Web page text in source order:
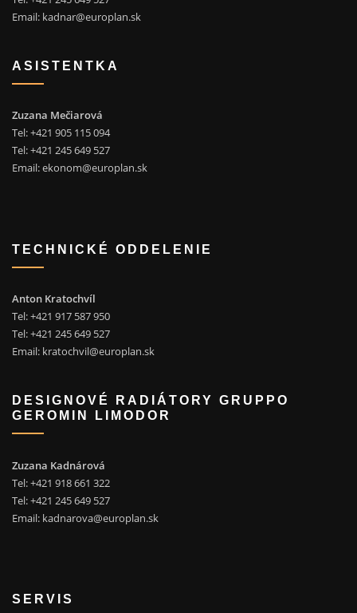
Email: kadnar@europlan.sk
ASISTENTKA
Zuzana Mečiarová
Tel: +421 905 115 094
Tel: +421 245 649 527
Email:ekonom@europlan.sk
TECHNICKÉ ODDELENIE
Anton Kratochvíl
Tel: +421 917 587 950
Tel: +421 245 649 527
Email: kratochvil@europlan.sk
DESIGNOVÉ RADIÁTORY GRUPPO
GEROMIN LIMODOR
Zuzana Kadnárová
Tel: +421 918 661 322
Tel: +421 245 649 527
Email: kadnarova@europlan.sk
SERVIS